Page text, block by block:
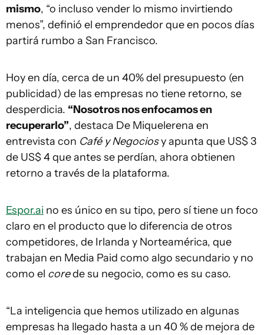
mismo, “o incluso vender lo mismo invirtiendo
menos”, definió el emprendedor que en pocos días
partirá rumbo a San Francisco.
Hoy en día, cerca de un 40% del presupuesto (en
publicidad) de las empresas no tiene retorno, se
desperdicia. “Nosotros nos enfocamos en
recuperarlo”, destaca De Miquelerena en
entrevista con Café y Negociosy apunta que US$ 3
de US$ 4 que antes se perdían, ahora obtienen
retorno a través de la plataforma.
Espor.ai no es único en su tipo, pero sí tiene un foco
claro en el producto que lo diferencia de otros
competidores, de Irlanda y Norteamérica, que
trabajan en Media Paid como algo secundario y no
como el corede su negocio, como es su caso.
“La inteligencia que hemos utilizado en algunas
empresas ha llegado hasta a un 40 % de mejora de